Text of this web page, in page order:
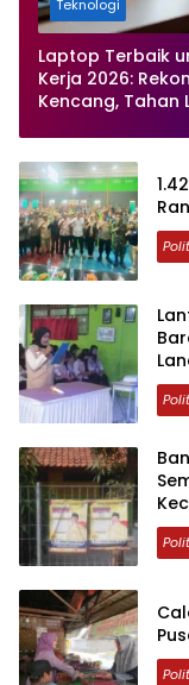
Teknologi
Laptop Terbaik
Kerja 2026:
Kencang, Tahan